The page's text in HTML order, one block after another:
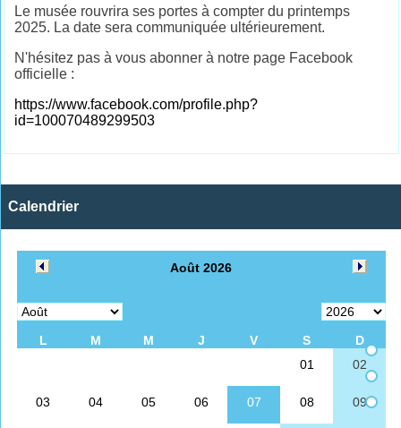
Le musée rouvrira ses portes à compter du printemps
2025. La date sera communiquée ultérieurement.
N'hésitez pas à vous abonner à notre page Facebook
officielle :
https://www.facebook.com/profile.php?
id=100070489299503
Calendrier